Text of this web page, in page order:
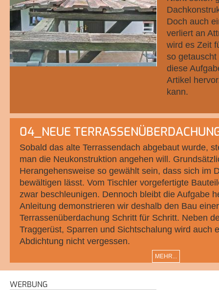
Doch auch
verliert an
wird es Zeit
so
diese
Artikel
kann.
04_NEUE
Sobald das alte Terrassendach abgebaut wurde,
man die Neukonstruktion angehen will.
Herangehensweise so gewählt sein, dass sich im
bewältigen lässt. Vom Tischler vorgefertigte
zwar beschleunigen. Dennoch bleibt die Aufgabe
Anleitung demonstrieren wir deshalb den Bau
Terrassenüberdachung Schritt für Schritt. Neben
Traggerüst, Sparren und Sichtschalung wird auch
Abdichtung nicht vergessen.
MEHR...
WERBUNG